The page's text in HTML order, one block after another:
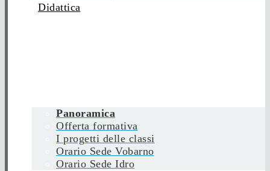
Didattica
Panoramica
Offerta formativa
I progetti delle classi
Orario Sede Vobarno
Orario Sede Idro